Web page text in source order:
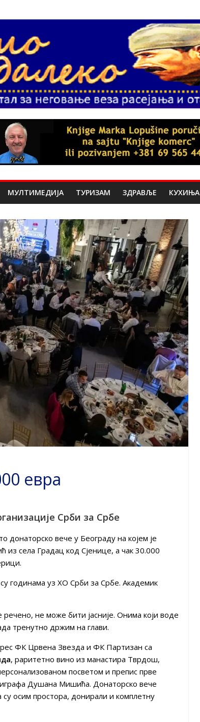
МУЛТИМЕДИЈА ТУРИЗАМ ЗДРАВЉЕ КУХИЊА
евра
Срби за Србе
донаторско вече у Београду на којем је
села Градац код Сјенице, а чак 30.000
су годинама уз ХО Срби за Србе. Академик
речено, не може бити јасније. Онима који воде
тренутно држим на глави.
ФК Црвена Звезда и ФК Партизан са
, раритетно вино из манастира Тврдош,
посветом и препис прве
Душана Мишића. Донаторско вече
су осим простора, донирали и комплетну